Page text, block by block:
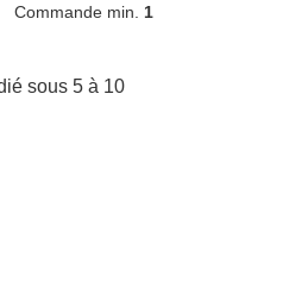
Commande min. 1
sous 5 à 10